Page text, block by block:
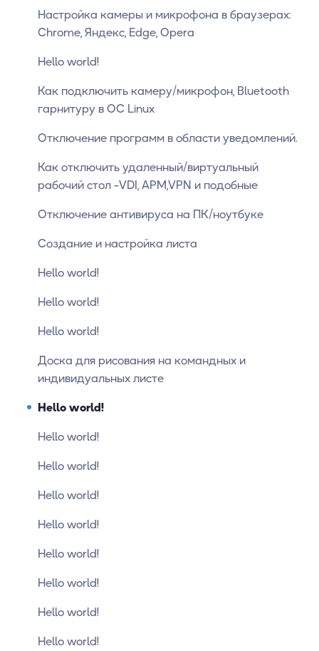
Настройка камеры и микрофона в браузерах:
Chrome, Яндекс, Edge, Opera
Hello world!
Как подключить камеру/микрофон, Bluetooth
гарнитуру в ОС Linux
Отключение программ в области уведомлений.
Как отключить удаленный/виртуальный
рабочий стол -VDI, АРМ,VPN и подобные
Отключение антивируса на ПК/ноутбуке
Создание и настройка листа
Hello world!
Hello world!
Hello world!
Доска для рисования на командных и
индивидуальных листе
Hello world!
Hello world!
Hello world!
Hello world!
Hello world!
Hello world!
Hello world!
Hello world!
Hello world!